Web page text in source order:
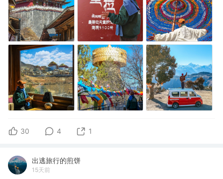
30 4 1
出逃旅行的煎饼
15天前